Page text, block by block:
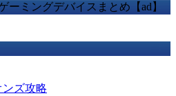
ーミングデバイスまとめ【ad】
ズ攻略